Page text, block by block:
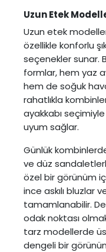
Uzun Etek
Uzun etek
özellikle konforlu
seçenekler sunar.
formlar, hem yaz
hem de soğuk
rahatlıkla
ayakkabı
uyum sağlar.
Günlük
ve düz
özel bir görünüm
ince askılı bluzlar
tamamlanabilir.
odak noktası
tarz modellerde
dengeli bir